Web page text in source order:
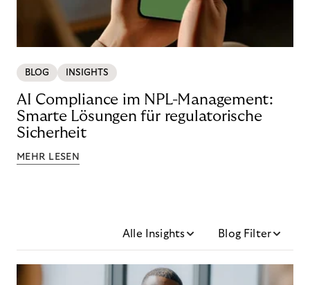
BLOG INSIGHTS
AI Compliance im NPL-Management:
Smarte Lösungen für regulatorische
Sicherheit
MEHR LESEN
Alle Insights Blog Filter